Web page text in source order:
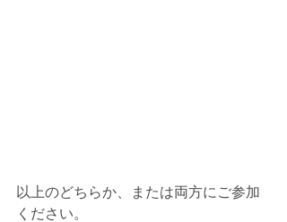
以上のどちらか、または両方にご参加
ください。